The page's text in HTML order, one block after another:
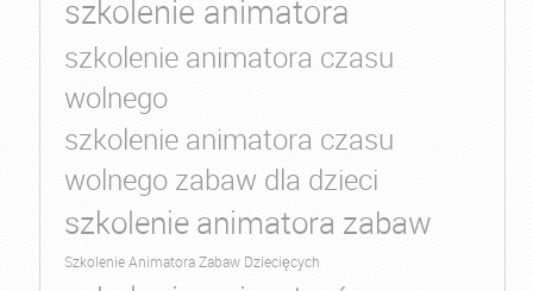
szkolenie animatora
szkolenie animatora czasu
wolnego
szkolenie animatora czasu
wolnego zabaw dla dzieci
szkolenie animatora zabaw
Szkolenie Animatora Zabaw Dziecięcych